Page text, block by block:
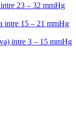
23 – 32 mmHg
intre 15 – 21 mmHg
intre 3 – 15 mmHg